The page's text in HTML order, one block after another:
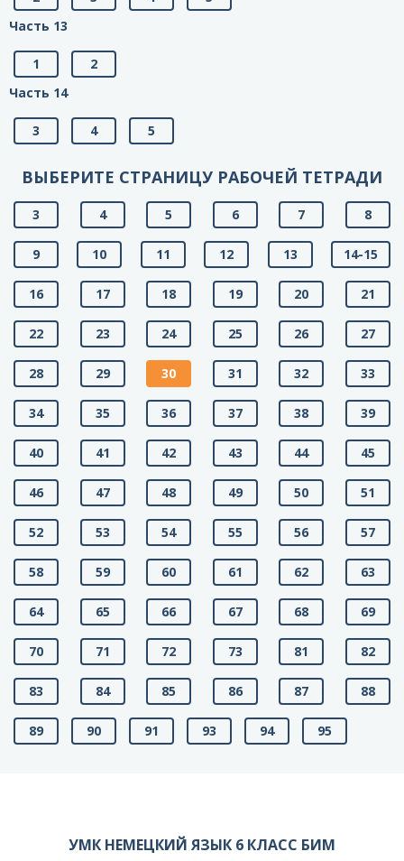
Часть 13
1
2
Часть 14
3 4 5
ВЫБЕРИТЕ СТРАНИЦУ РАБОЧЕЙ ТЕТРАДИ
3 4 5 6 7 8
9 10 11 12 13 14-15
16 17 18 19 20 21
22 23 24 25 26 27
28 29 30 31 32 33
34 35 36 37 38 39
40 41 42 43 44 45
46 47 48 49 50 51
52 53 54 55 56 57
58 59 60 61 62 63
64 65 66 67 68 69
70 71 72 73 81 82
83 84 85 86 87 88
89 90 91 93 94 95
УМК НЕМЕЦКИЙ ЯЗЫК 6 КЛАСС БИМ